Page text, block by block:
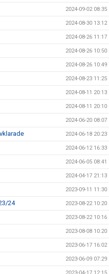
2024-09-02 08:35
2024-08-30 13:12
2024-08-26 11:17
2024-08-26 10:50
2024-08-26 10:49
2024-08-23 11:25
2024-08-11 20:13
2024-08-11 20:10
2024-06-20 08:07
2024-06-18 20:23
2024-06-12 16:33
2024-06-05 08:41
2024-04-17 21:13
2023-09-11 11:30
24 2023-08-22 10:20
2023-08-22 10:16
2023-08-08 10:20
2023-06-17 16:02
2023-06-09 07:29